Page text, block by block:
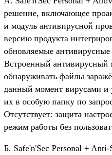
решение, включающее
и модуль антивирусной
версию продукта
обновляемые
Встроенный антивирусный
обнаруживать файлы
данный момент вирусами и
их в особую папку по
Отсутствует: защита
режим работы без
Б. Safe'n'Sec Personal +